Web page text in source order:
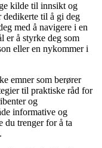
kilde til innsikt og
til å gi deg
med å navigere i en
er å styrke deg som
eller en nykommer i
emner som berører
til praktiske råd for
og
informative og
du trenger for å ta